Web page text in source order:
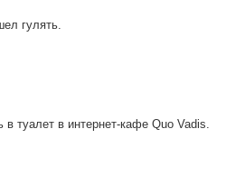
гулять.
туалет в интернет-кафе Quo Vadis.